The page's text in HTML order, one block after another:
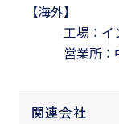
【海外】
工場 ：
営業所 ：
関連会社